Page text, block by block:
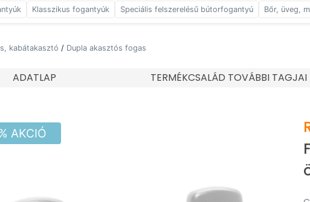
Klasszikus fogantyúk Speciális felszerelésű bútorfogantyú Bőr, üveg,
kabátakasztó / Dupla akasztós fogas
ADATLAP TERMÉKCSALÁD TOVÁBBI TAGJAI
AKCIÓ